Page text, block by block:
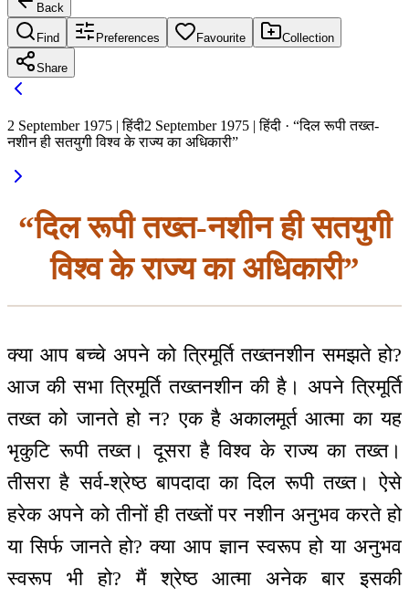
Back
Find Preferences Favourite Collection
Share
2 September 1975 | हिंदी2 September 1975 | हिंदी · “दिल रूपी तख्त-
नशीन ही सतयुगी विश्व के राज्य का अधिकारी”
“दिल रूपी तख्त-नशीन ही सतयुगी
विश्व के राज्य का अधिकारी”
क्या आप बच्चे अपने को त्रिमूर्ति तख्तनशीन समझते हो?
आज की सभा त्रिमूर्ति तख्तनशीन की है। अपने त्रिमूर्ति
तख्त को जानते हो न? एक है अकालमूर्त आत्मा का यह
भृकुटि रूपी तख्त। दूसरा है विश्व के राज्य का तख्त।
तीसरा है सर्व-श्रेष्ठ बापदादा का दिल रूपी तख्त। ऐसे
हरेक अपने को तीनों ही तख्तों पर नशीन अनुभव करते हो
या सिर्फ जानते हो? क्या आप ज्ञान स्वरूप हो या अनुभव
स्वरूप भी हो? मैं श्रेष्ठ आत्मा अनेक बार इसकी